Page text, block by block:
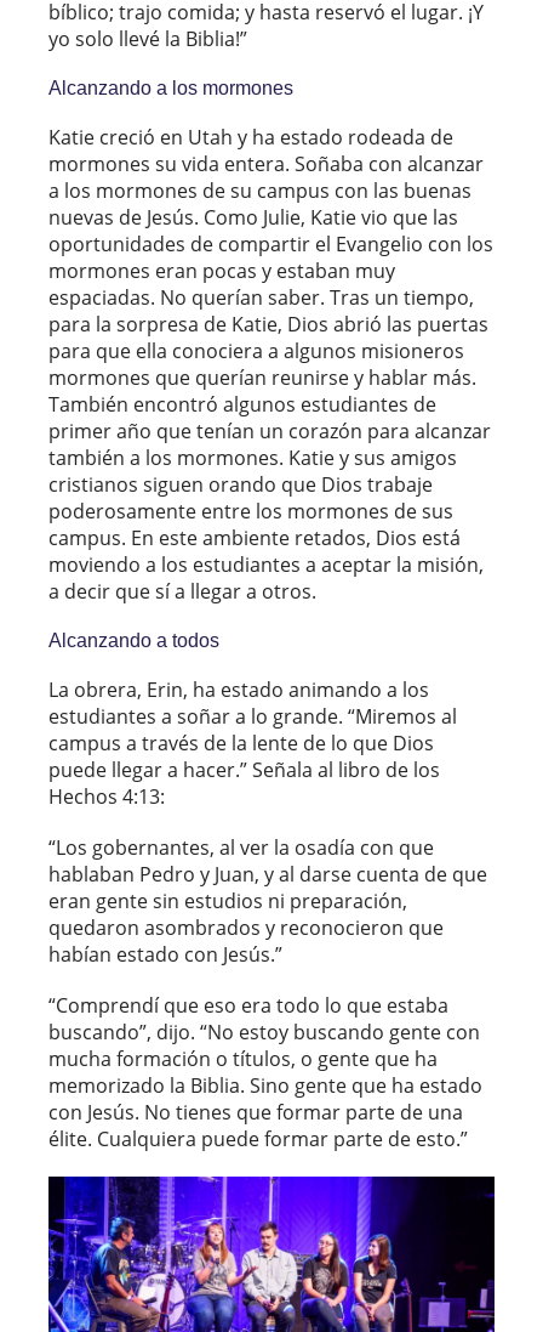
bíblico; trajo comida; y hasta reservó el lugar. ¡Y
yo solo llevé la Biblia!”
Alcanzando a los mormones
Katie creció en Utah y ha estado rodeada de
mormones su vida entera. Soñaba con alcanzar
a los mormones de su campus con las buenas
nuevas de Jesús. Como Julie, Katie vio que las
oportunidades de compartir el Evangelio con los
mormones eran pocas y estaban muy
espaciadas. No querían saber. Tras un tiempo,
para la sorpresa de Katie, Dios abrió las puertas
para que ella conociera a algunos misioneros
mormones que querían reunirse y hablar más.
También encontró algunos estudiantes de
primer año que tenían un corazón para alcanzar
también a los mormones. Katie y sus amigos
cristianos siguen orando que Dios trabaje
poderosamente entre los mormones de sus
campus. En este ambiente retados, Dios está
moviendo a los estudiantes a aceptar la misión,
a decir que sí a llegar a otros.
Alcanzando a todos
La obrera, Erin, ha estado animando a los
estudiantes a soñar a lo grande. “Miremos al
campus a través de la lente de lo que Dios
puede llegar a hacer.” Señala al libro de los
Hechos 4:13:
“Los gobernantes, al ver la osadía con que
hablaban Pedro y Juan, y al darse cuenta de que
eran gente sin estudios ni preparación,
quedaron asombrados y reconocieron que
habían estado con Jesús.”
“Comprendí que eso era todo lo que estaba
buscando”, dijo. “No estoy buscando gente con
mucha formación o títulos, o gente que ha
memorizado la Biblia. Sino gente que ha estado
con Jesús. No tienes que formar parte de una
élite. Cualquiera puede formar parte de esto.”